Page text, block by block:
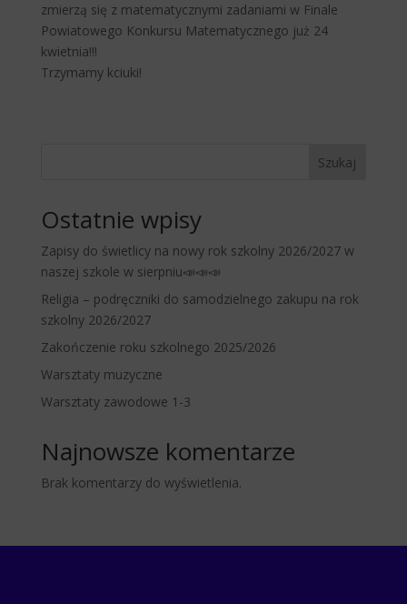
zmierzą się z matematycznymi zadaniami w Finale
Powiatowego Konkursu Matematycznego już 24
kwietnia!!!
Trzymamy kciuki!
Szukaj
Ostatnie wpisy
Zapisy do świetlicy na nowy rok szkolny 2026/2027 w
naszej szkole w sierpniu📣📣📣
Religia – podręczniki do samodzielnego zakupu na rok
szkolny 2026/2027
Zakończenie roku szkolnego 2025/2026
Warsztaty muzyczne
Warsztaty zawodowe 1-3
Najnowsze komentarze
Brak komentarzy do wyświetlenia.